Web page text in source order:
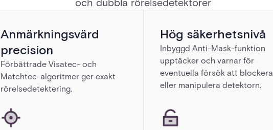
och dubbla rörelsedetektorer
Anmärkningsvärd
precision
Förbättrade Visatec- och
Matchtec-algoritmer ger exakt
rörelsedetektering.
Hög säkerhetsnivå
Inbyggd Anti-Mask-funktion
upptäcker och varnar för
eventuella försök att blockera
eller manipulera detektorn.